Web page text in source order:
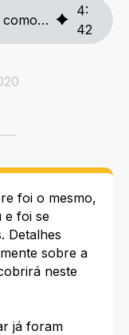
História do Vestibular: saiba como ganhou importância - Unit
4:
42
foi o mesmo,
e foi se
Detalhes
sobre a
neste
já foram